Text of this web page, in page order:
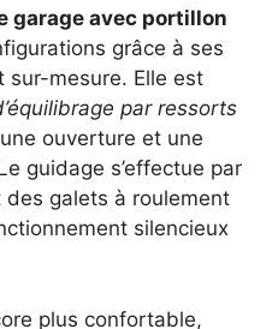
garage avec portillon
grâce à ses
sur-mesure. Elle est
par ressorts
ouverture et une
guidage s’effectue par
galets à roulement
silencieux
plus confortable,